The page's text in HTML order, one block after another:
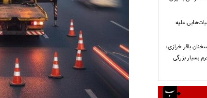
عملیات‌هایی علیه
باقر خرازی:
بسیار بزرگی